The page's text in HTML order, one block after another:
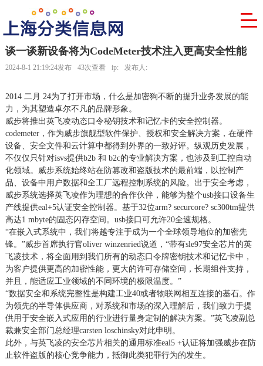
谈一谈新设备将为CodeMeter技术注入更高安全性能
2024-8-1 21:19:24发布 43次查看 ip: 发布人:
2014 二月 24为了打开市场，什么是加密狗不断的提升业务发展的能
力，为其塑造卓尔不凡的品牌形象。
威步将推出英飞凌动态口令秘钥技术和记忆卡的安全控制器。
codemeter，作为威步旗舰型软件保护、授权和安全解决方案，在硬件
设备、安全文件和云计算中都得到外界的一致好评。纵观历史发展，
不仅仅只针对isvs提供b2b 和 b2c的专业解决方案，也涉及到工控自动
化领域。威步系统始终站在防篡改和盗版技术的最前端，以控制产
品、设备中用户数据和全工厂远程控制系统的风险。出于安全考虑，
威步系统选择英飞凌作为理想的合作伙伴，能够为整个usb接口设备生
产线提供eal+5认证安全控制器。基于32位arm? securcore? sc300tm提供
高达1 mbyte的固态闪存空间。usb接口可允许20全速规格。
“在嵌入式系统中，我们将越专注于成为一个全球领导地位的加密先
锋。”威步首席执行官oliver winzenried说道，“带有sle97安全芯片的英
飞凌技术，将全面用到我们所有的动态口令牌密钥技术和记忆卡中，
为客户提供更高的加密性能，更大的许可存储空间，长期组件支持，
并且，能适应工业领域的不同环境的极限温度。”
“数据安全和系统完整性是构建工业40或者物联网相互连接的基石。作
为领先的半导体供应商，对系统和市场的深入理解后，我们致力于提
供用于安全嵌入式应用的行业进行量身定制的解决方案。”英飞凌副总
裁兼安全部门总经理carsten loschinsky对此申明。
此外，与英飞凌的安全芯片相关的通用标准eal5 +认证将加强威步在防
止软件盗版的核心竞争能力，抵御此类犯罪行为的发生。